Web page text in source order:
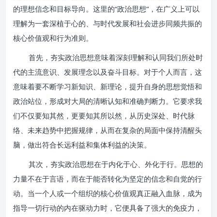
的理想信念和目标导向。这里的“政治思想”，在广义上可以
理解为一套深植于心的、与时代发展和社会进步同频共振的
核心价值观和行为准则。
首先，夯实政治思想意味着深刻理解和认同我们所处时
代的主流意识、发展理念以及奋斗目标。对于个人而言，这
意味着要不断学习新知识、新理论，提升自身的思想觉悟和
政治站位，形成对大局的清晰认知和准确判断力。它要求我
们不仅要知其然，更要知其所以然，从历史深处、时代脉
络、未来趋势中把握规律，从而在复杂的局面中保持清醒头
脑，做出符合长远利益和集体利益的决策。
其次，夯实政治思想在于内化于心、外化于行。思想的
力量不在于言语，而在于能否转化为坚定的信念和自觉的行
动。当一个人或一个组织的核心价值观真正融入血脉，成为
指导一切行动的内在驱动力时，它便具备了强大的免疫力，